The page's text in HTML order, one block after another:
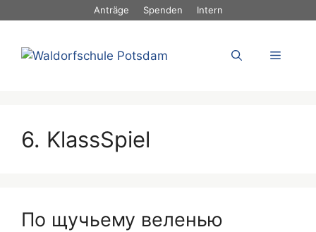
Anträge Spenden Intern
Menü
6. KlassSpiel
По щучьему веленью